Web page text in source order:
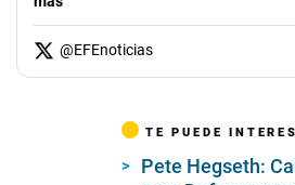
@EFEnoticias
TE PUEDE
Pete Hegseth: